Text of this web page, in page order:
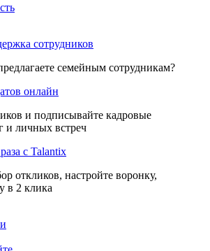
сотрудников
семейным сотрудникам?
онлайн
и подписывайте кадровые
и личных встреч
с Talantix
откликов, настройте воронку,
в 2 клика